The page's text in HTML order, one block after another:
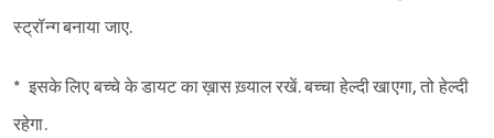
स्ट्रॉन्ग बनाया जाए.
* इसके लिए बच्चे के डायट का ख़ास ख़्याल रखें. बच्चा हेल्दी खाएगा, तो हेल्दी
रहेगा.